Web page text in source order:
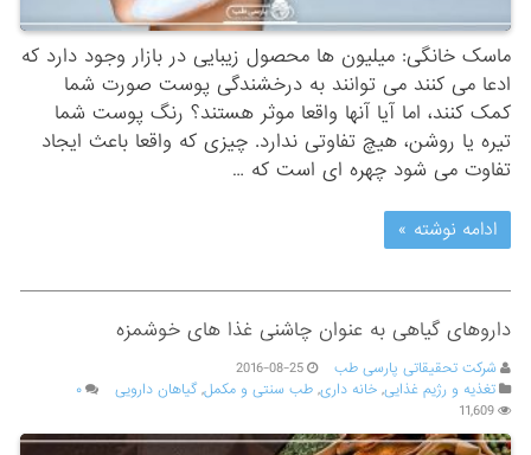
ماسک خانگی: میلیون ها محصول زیبایی در بازار وجود دارد که
ادعا می کنند می توانند به درخشندگی پوست صورت شما
کمک کنند، اما آیا آنها واقعا موثر هستند؟ رنگ پوست شما
تیره یا روشن، هیچ تفاوتی ندارد. چیزی که واقعا باعث ایجاد
تفاوت می شود چهره ای است که …
ادامه نوشته »
داروهای گیاهی به عنوان چاشنی غذا های خوشمزه
شرکت تحقیقاتی پارسی طب
2016-08-25
تغذیه و رژیم غذایی,خانه داری,طب سنتی و مکمل,گیاهان دارویی
۰
11,609